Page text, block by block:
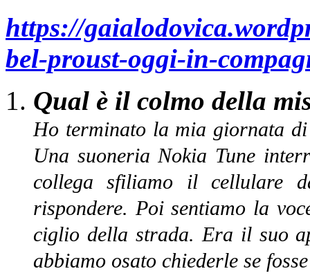
https://
bel-proust-oggi-in-
Qual è il colmo della
Ho terminato la mia giornata
Una suoneria Nokia Tune
collega sfiliamo il cellulare
rispondere. Poi sentiamo la
ciglio della strada. Era il suo
abbiamo osato chiederle se